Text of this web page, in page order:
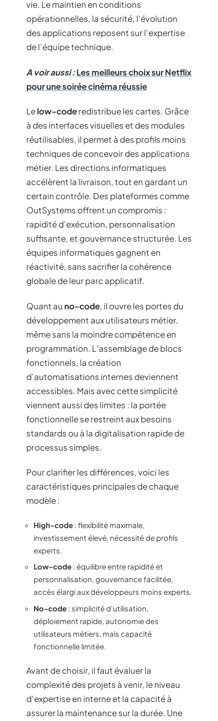
vie. Le maintien en conditions
opérationnelles, la sécurité, l’évolution
des applications reposent sur l’expertise
de l’équipe technique.
A voir aussi :Les meilleurs choix sur Netflix
pour une soirée cinéma réussie
Lelow-coderedistribue les cartes. Grâce
à des interfaces visuelles et des modules
réutilisables, il permet à des profils moins
techniques de concevoir des applications
métier. Les directions informatiques
accélèrent la livraison, tout en gardant un
certain contrôle. Des plateformes comme
OutSystems offrent un compromis :
rapidité d’exécution, personnalisation
suffisante, et gouvernance structurée. Les
équipes informatiques gagnent en
réactivité, sans sacrifier la cohérence
globale de leur parc applicatif.
Quant au no-code, il ouvre les portes du
développement aux utilisateurs métier,
même sans la moindre compétence en
programmation. L’assemblage de blocs
fonctionnels, la création
d’automatisations internes deviennent
accessibles. Mais avec cette simplicité
viennent aussi des limites : la portée
fonctionnelle se restreint aux besoins
standards ou à la digitalisation rapide de
processus simples.
Pour clarifier les différences, voici les
caractéristiques principales de chaque
modèle :
High-code : flexibilité maximale,
investissement élevé, nécessité de profils
experts.
Low-code : équilibre entre rapidité et
personnalisation, gouvernance facilitée,
accès élargi aux développeurs moins experts.
No-code : simplicité d’utilisation,
déploiement rapide, autonomie des
utilisateurs métiers, mais capacité
fonctionnelle limitée.
Avant de choisir, il faut évaluer la
complexité des projets à venir, le niveau
d’expertise en interne et la capacité à
assurer la maintenance sur la durée. Une